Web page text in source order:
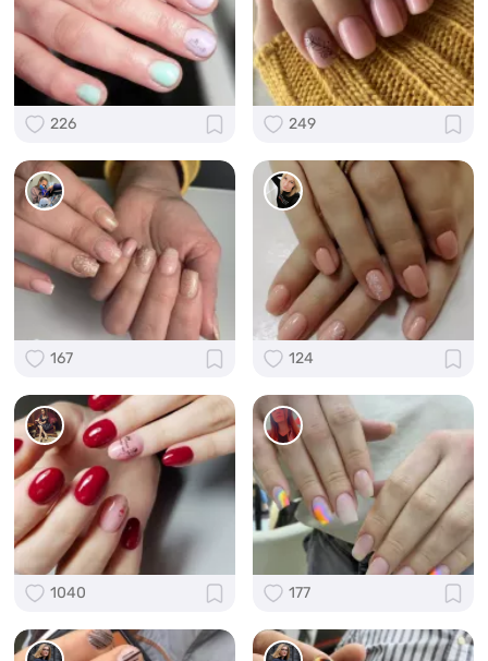
226 249
167 124
1040 177